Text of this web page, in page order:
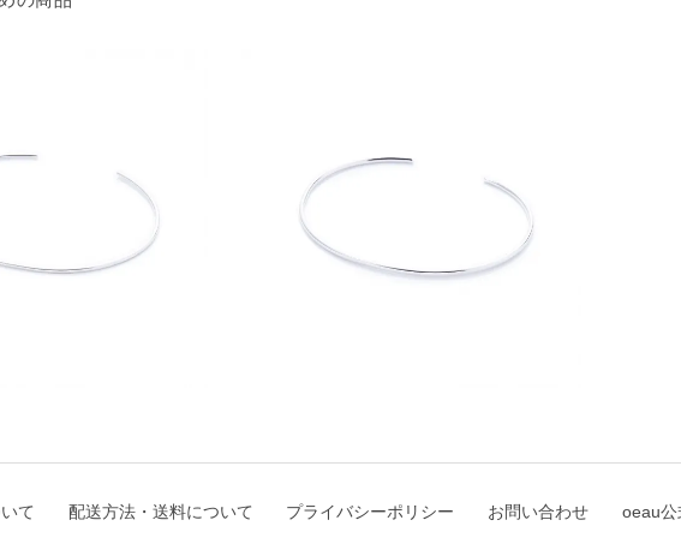
て 配送方法・送料について プライバシーポリシー お問い合わせ oeau公